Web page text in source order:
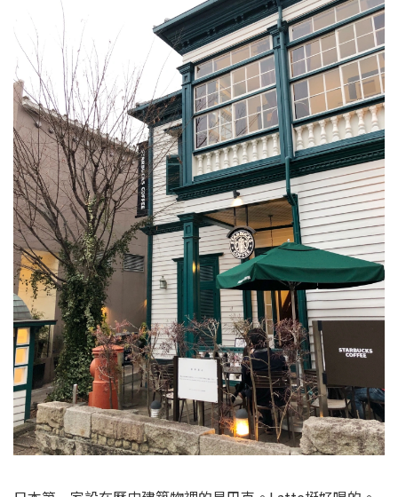
北野異人街
「三ノ宮」站下，步行約15-20分鐘。
傍晚又暴走到了神戶
，去了看北野異人館，大概就是明治時期外國人居住的地
方，現在約有60多棟西洋建築，很小資喲。